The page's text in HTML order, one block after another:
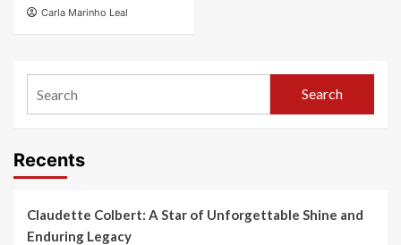
Carla Marinho Leal
Search
Recents
Claudette Colbert: A Star of Unforgettable Shine and
Enduring Legacy